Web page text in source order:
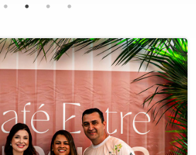
fundador da empresa Seu
estratégias para
fortalecer relacionamentos
as oportunidades de
Municipal de Turismo e
Edna Carvalho, a Rede de
mais uma iniciativa da gestão
para fortalecer o
e incentivar o crescimento das